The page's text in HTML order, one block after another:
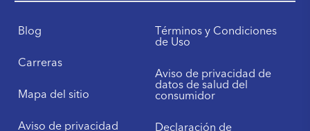
Blog
Carreras
Mapa del sitio
Aviso de privacidad
Términos y Condiciones
de Uso
Aviso de privacidad de
datos de salud del
consumidor
Declaración de